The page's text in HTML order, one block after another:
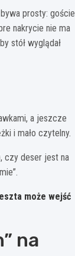
prosty: goście
nakrycie nie ma
stół wyglądał
a jeszcze
i mało czytelny.
czy deser jest na
może wejść
na